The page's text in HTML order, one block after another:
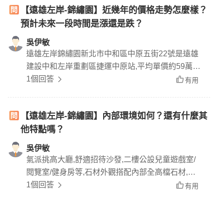
【遠雄左岸-錦繡園】近幾年的價格走勢怎麼樣？
預計未來一段時間是漲還是跌？
吳伊敏
遠雄左岸錦繡園新北市中和區中原五街22號是遠雄
建設中和左岸重劃區捷運中原站,平均單價約59萬一
坪.111年04月中原五街28號3樓成交2300萬,單價58
50萬,雙北巿2房有車位物件在十年內真的很少,故價
格走勢是看漲.
1個回答 有用
【遠雄左岸-錦繡園】內部環境如何？還有什麼其
他特點嗎？
吳伊敏
氣派挑高大廳,舒適招待沙發,二樓公設兒童遊戲室/
閱覽室/健身房等,石材外觀搭配內部全高檔石材,社
區建物旁,基地內種植綠樹林蔭環繞,對面又是光之公
1個回答 有用